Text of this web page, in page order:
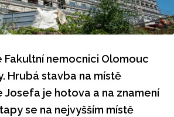
Fakultní nemocnici Olomouc
Hrubá stavba na místě
Josefa je hotova a na znamení
se na nejvyšším místě